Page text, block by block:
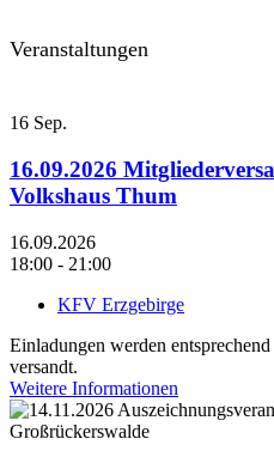
Veranstaltungen
16 Sep.
16.09.2026
Volkshaus Thum
16.09.2026
18:00 - 21:00
KFV Erzgebirge
Einladungen werden
versandt.
Weitere Informationen